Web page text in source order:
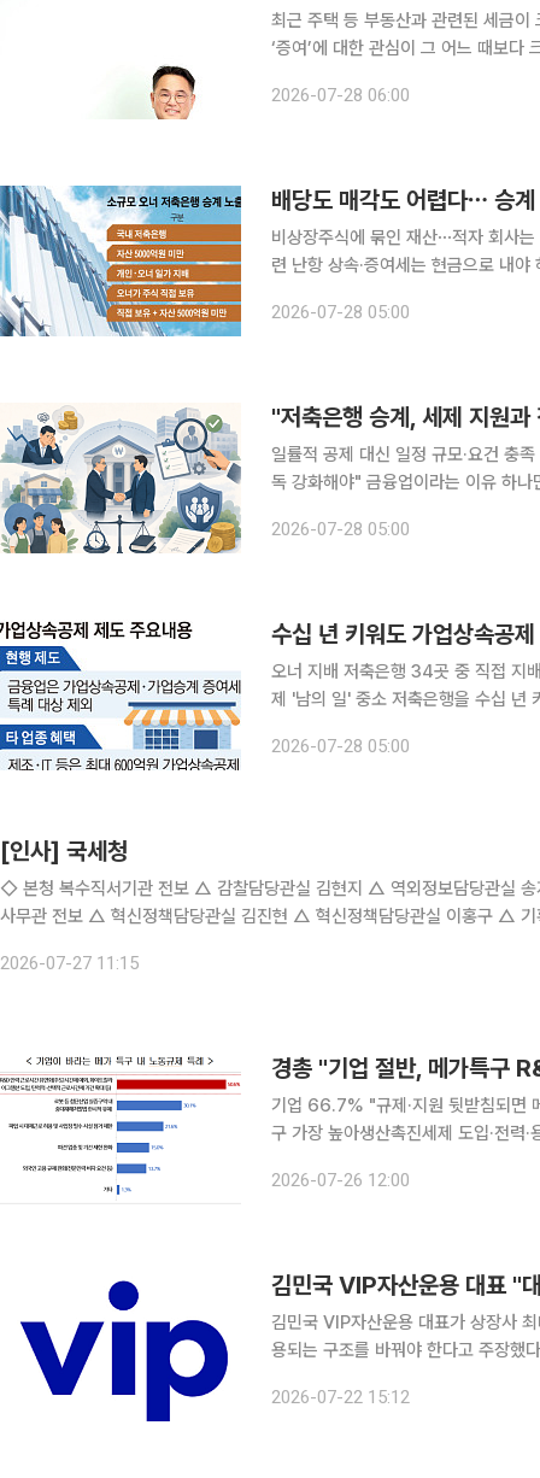
최근 주택 등 부동산과 관련된 세금이
‘증여’에 대한 관심이 그 어느 때보다
‘분산 증여’ 방식이다. 이러한 분산
2026-07-28 06:00
배당도 매각도 어렵다⋯ 승
비상장주식에 묶인 재산⋯적자 회사
련 난항 상속·증여세는 현금으로 내야 하지만 저축은행 오너의 자산은 대부분 지분에 묶여 있다. 세
불황에 턱없이 막혔다. 물려줄 수도,
2026-07-28 05:00
"저축은행 승계, 세제 지원
일률적 공제 대신 일정 규모·요건 충
독 강화해야" 금융업이라는 이유 하나만으로 저축은행을 가업승계 특례에서 일률적으로 제외하는
택을 저축은행 전체에 적용하는 방식
2026-07-28 05:00
오너 지배 저축은행 34곳 중 직접 지
제 '남의 일' 중소 저축은행을 수십 년 키워도 자녀에게 물려줄 때 받을 수 있는 가업상속공제는 ‘0
달하는 상속세 공제 대상 업종에서 빠
2026-07-28 05:00
[인사] 국세청
◇ 본청 복수직서기관 전보 △ 감찰담당관실 김현지 △ 역외정보담당관실 송지현
사무관 전보 △ 혁신정책담당관실 김진현 △ 혁신정책담당관실 이홍구 △
2026-07-27 11:15
경총 "기업 절반, 메가특구
기업 66.7% "규제·지원 뒷받침되면
구 가장 높아생산촉진세제 도입·전력·용수 인프라 구축도
시간 유연화를 꼽았다. 기업들은 메가
2026-07-26 12:00
김민국 VIP자산운용 대표가 상장사
용되는 구조를 바꿔야 한다고 주장했
린 ‘코리아 디스카운트 해소를 위한
2026-07-22 15:12